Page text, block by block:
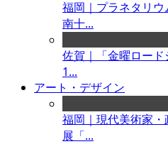
福岡｜プラネタリ
南十...
佐賀｜「金曜ロー
1...
アート・デザイン
福岡｜現代美術家
展「...